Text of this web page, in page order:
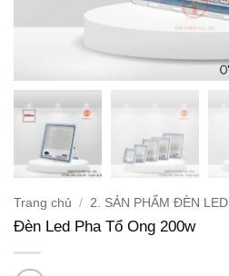
Trang chủ / 2. SẢN PHẨM ĐÈN LED
Đèn Led Pha Tổ Ong 200w